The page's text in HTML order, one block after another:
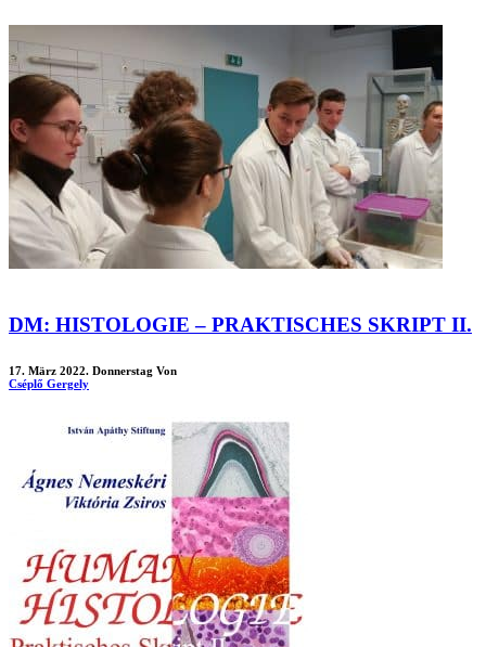
DM: HISTOLOGIE – PRAKTISCHES SKRIPT II.
17. März 2022. Donnerstag Von
Cséplő Gergely